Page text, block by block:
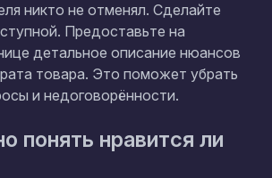
никто не отменял. Сделайте
Предоставьте на
детальное описание нюансов
товара. Это поможет убрать
и недоговорённости.
понять нравится ли